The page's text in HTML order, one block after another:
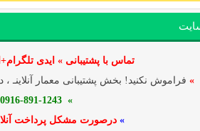
تماس با پشتیبانی » ایدی
» فراموش نکنید! بخش پشتیبانی معمار
» 0916-891-1243
»درصورت مشکل پرداخت